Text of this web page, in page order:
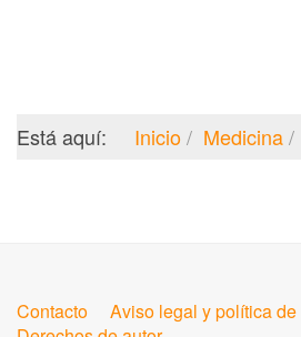
Está aquí: Inicio Medicina
Contacto Aviso legal y política